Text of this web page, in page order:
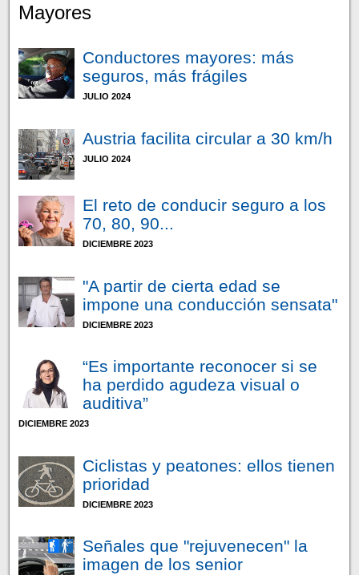
Mayores
Conductores mayores: más
seguros, más frágiles
JULIO 2024
Austria facilita circular a 30 km/h
JULIO 2024
El reto de conducir seguro a los
70, 80, 90...
DICIEMBRE 2023
"A partir de cierta edad se
impone una conducción sensata"
DICIEMBRE 2023
“Es importante reconocer si se
ha perdido agudeza visual o
auditiva”
DICIEMBRE 2023
Ciclistas y peatones: ellos tienen
prioridad
DICIEMBRE 2023
Señales que "rejuvenecen" la
imagen de los senior